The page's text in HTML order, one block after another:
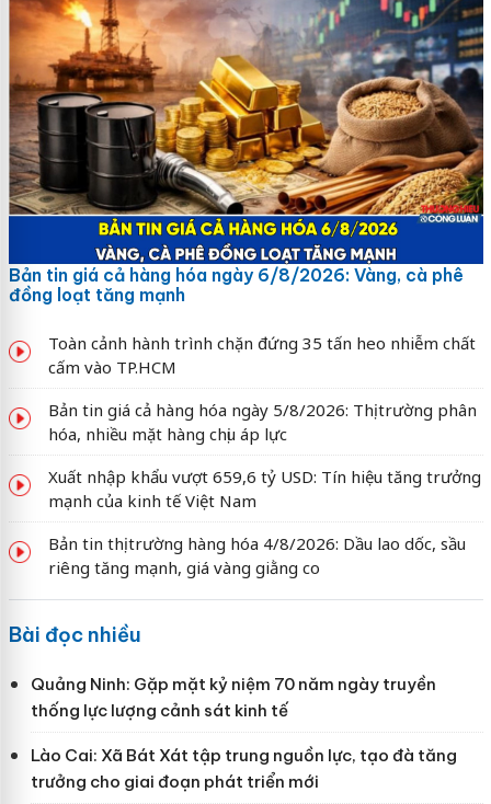
Bản tin giá cả hàng hóa ngày 6/8/2026: Vàng, cà phê
đồng loạt tăng mạnh
Toàn cảnh hành trình chặn đứng 35 tấn heo nhiễm chất
cấm vào TP.HCM
Bản tin giá cả hàng hóa ngày 5/8/2026: Thị trường phân
hóa, nhiều mặt hàng chịu áp lực
Xuất nhập khẩu vượt 659,6 tỷ USD: Tín hiệu tăng trưởng
mạnh của kinh tế Việt Nam
Bản tin thị trường hàng hóa 4/8/2026: Dầu lao dốc, sầu
riêng tăng mạnh, giá vàng giằng co
Bài đọc nhiều
Quảng Ninh: Gặp mặt kỷ niệm 70 năm ngày truyền
thống lực lượng cảnh sát kinh tế
Lào Cai: Xã Bát Xát tập trung nguồn lực, tạo đà tăng
trưởng cho giai đoạn phát triển mới